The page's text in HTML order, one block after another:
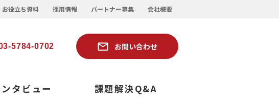
お役立ち資料 採用情報 パートナー募集 会社概要
5784-0702 お問い合わせ
タビュー 課題解決Q&A